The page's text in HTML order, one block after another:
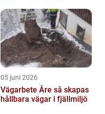
05 juni 2026
Vägarbete Åre så skapas
hållbara vägar i fjällmiljö